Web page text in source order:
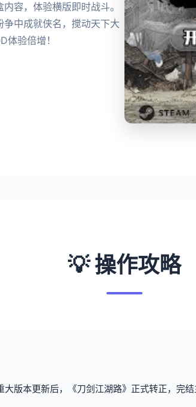
容，体验横版即时战斗。
中成就侠名，搅动天下大
验倍增！
💡 操作攻略
版本更新后，《刀剑江湖路》正式转正，完